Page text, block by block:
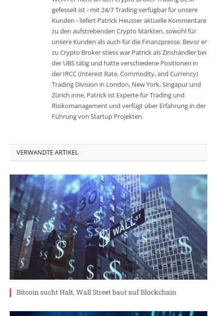
gefesselt ist - mit 24/7 Trading verfügbar für unsere
Kunden - liefert Patrick Heusser aktuelle Kommentare
zu den aufstrebenden Crypto Märkten, sowohl für
unsere Kunden als auch für die Finanzpresse. Bevor er
zu Crypto Broker stiess war Patrick als Zinshändler bei
der UBS tätig und hatte verschiedene Positionen in
der IRCC (Interest Rate, Commodity, and Currency)
Trading Division in London, New York, Singapur und
Zürich inne. Patrick ist Experte für Trading und
Risikomanagement und verfügt über Erfahrung in der
Führung von Startup Projekten.
VERWANDTE ARTIKEL
Bitcoin sucht Halt, Wall Street baut auf Blockchain